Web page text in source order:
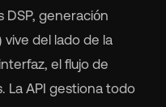
DSP, generación
vive del lado de la
el flujo de
La API gestiona todo